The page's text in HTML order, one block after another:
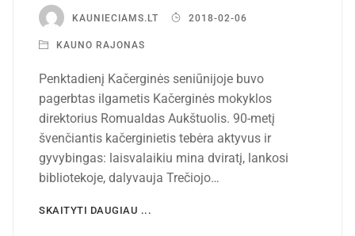
KAUNIECIAMS.LT 2018-02-06
KAUNO RAJONAS
Penktadienį Kačerginės seniūnijoje buvo
pagerbtas ilgametis Kačerginės mokyklos
direktorius Romualdas Aukštuolis. 90-metį
švenčiantis kačerginietis tebėra aktyvus ir
gyvybingas: laisvalaikiu mina dviratį, lankosi
bibliotekoje, dalyvauja Trečiojo…
SKAITYTI DAUGIAU ...